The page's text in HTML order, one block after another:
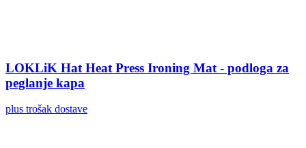
LOKLiK Hat Heat Press Ironing Mat - podloga za
peglanje kapa
plus trošak dostave